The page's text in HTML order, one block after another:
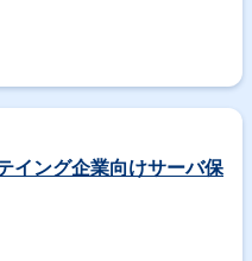
イング企業向けサーバ保